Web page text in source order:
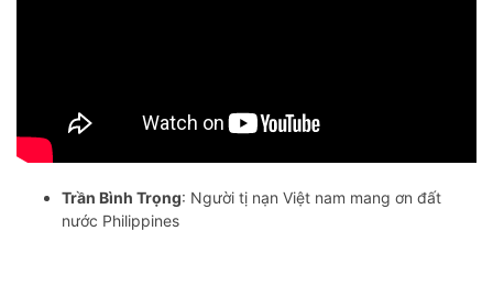
Trần Bình Trọng: Người tị nạn Việt nam mang ơn đất
nước Philippines